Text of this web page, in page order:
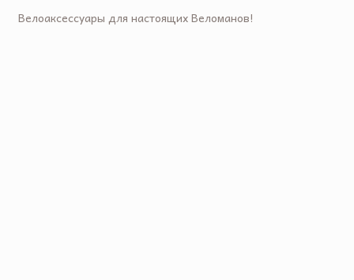
Велоаксессуары для настоящих Веломанов!